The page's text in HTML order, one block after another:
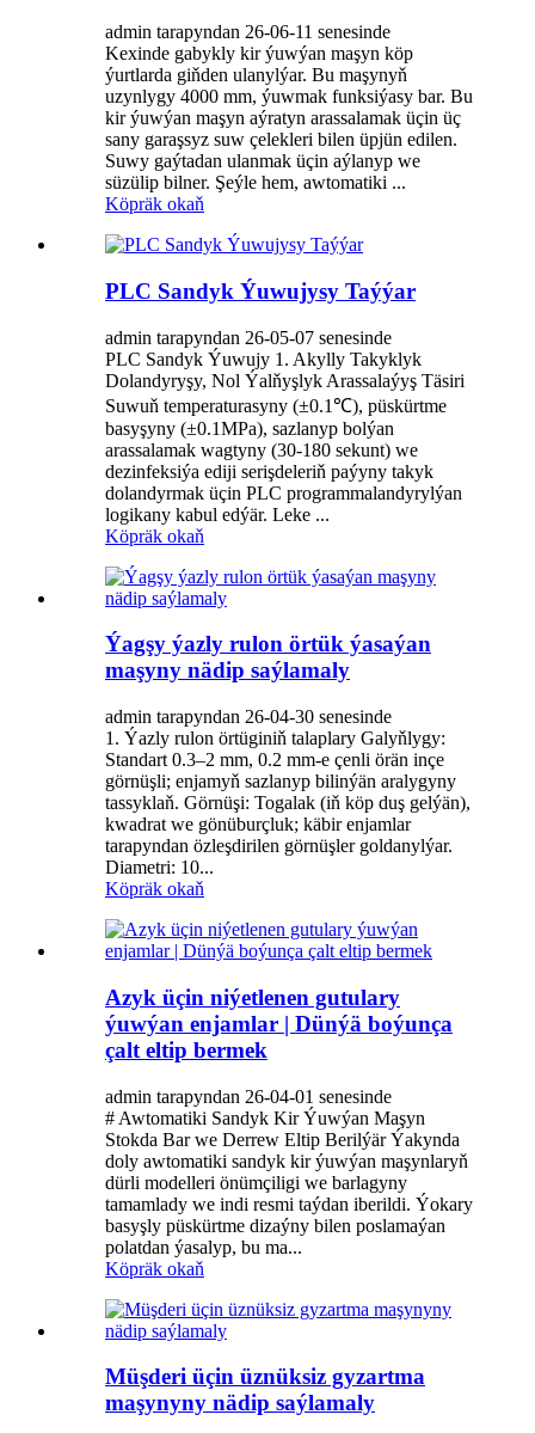
admin tarapyndan 26-06-11 senesinde
Kexinde gabykly kir ýuwýan maşyn köp
ýurtlarda giňden ulanylýar. Bu maşynyň
uzynlygy 4000 mm, ýuwmak funksiýasy bar. Bu
kir ýuwýan maşyn aýratyn arassalamak üçin üç
sany garaşsyz suw çelekleri bilen üpjün edilen.
Suwy gaýtadan ulanmak üçin aýlanyp we
süzülip bilner. Şeýle hem, awtomatiki ...
Köpräk okaň
PLC Sandyk Ýuwujysy Taýýar
admin tarapyndan 26-05-07 senesinde
PLC Sandyk Ýuwujy 1. Akylly Takyklyk
Dolandyryşy, Nol Ýalňyşlyk Arassalaýyş Täsiri
Suwuň temperaturasyny (±0.1℃), püskürtme
basyşyny (±0.1MPa), sazlanyp bolýan
arassalamak wagtyny (30-180 sekunt) we
dezinfeksiýa ediji serişdeleriň paýyny takyk
dolandyrmak üçin PLC programmalandyrylýan
logikany kabul edýär. Leke ...
Köpräk okaň
Ýagşy ýazly rulon örtük ýasaýan
maşyny nädip saýlamaly
admin tarapyndan 26-04-30 senesinde
1. Ýazly rulon örtüginiň talaplary Galyňlygy:
Standart 0.3–2 mm, 0.2 mm-e çenli örän inçe
görnüşli; enjamyň sazlanyp bilinýän aralygyny
tassyklaň. Görnüşi: Togalak (iň köp duş gelýän),
kwadrat we gönüburçluk; käbir enjamlar
tarapyndan özleşdirilen görnüşler goldanylýar.
Diametri: 10...
Köpräk okaň
Azyk üçin niýetlenen gutulary
ýuwýan enjamlar | Dünýä boýunça
çalt eltip bermek
admin tarapyndan 26-04-01 senesinde
# Awtomatiki Sandyk Kir Ýuwýan Maşyn
Stokda Bar we Derrew Eltip Berilýär Ýakynda
doly awtomatiki sandyk kir ýuwýan maşynlaryň
dürli modelleri önümçiligi we barlagyny
tamamlady we indi resmi taýdan iberildi. Ýokary
basyşly püskürtme dizaýny bilen poslamaýan
polatdan ýasalyp, bu ma...
Köpräk okaň
Müşderi üçin üznüksiz gyzartma
maşynyny nädip saýlamaly